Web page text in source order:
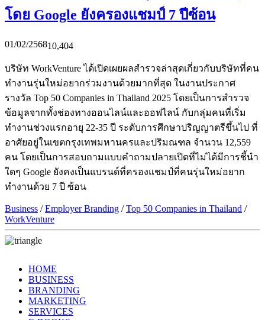
โดย Google ยังครองแชมป์ 7 ปีซ้อน
01/02/256810,404
บริษัท WorkVenture ได้เปิดเผยผลสำรวจล่าสุดเกี่ยวกับบริษัทที่คน
ทำงานรุ่นใหม่อยากร่วมงานด้วยมากที่สุด ในงานประกาศ
รางวัล Top 50 Companies in Thailand 2025 โดยเป็นการสำรวจ
ข้อมูลจากทั้งช่องทางออนไลน์และออฟไลน์ กับกลุ่มคนที่เริ่ม
ทำงานช่วงแรกอายุ 22-35 ปี ระดับการศึกษาปริญญาตรีขึ้นไป ที่
อาศัยอยู่ในเขตกรุงเทพมหานครและปริมณฑล จำนวน 12,559
คน โดยเป็นการสอบถามแบบคำถามปลายเปิดที่ไม่ได้มีการชี้นำ
ใดๆ Google ยังคงเป็นแบรนด์ที่ครองแชมป์ที่คนรุ่นใหม่อยาก
ทำงานด้วย 7 ปี ซ้อน
Business /Employer Branding /Top 50 Companies in Thailand /
WorkVenture
HOME
BUSINESS
BRANDING
MARKETING
SERVICES